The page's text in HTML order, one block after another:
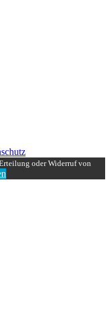
oder Widerruf von